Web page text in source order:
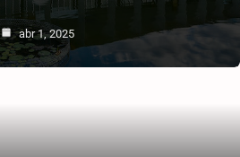
abr 1, 2025